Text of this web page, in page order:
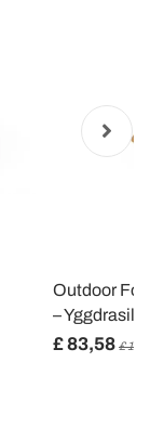
Outdoor
– Yggdrasil
£ 83,58 £